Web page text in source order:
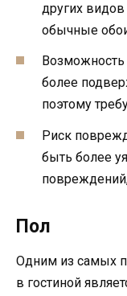
других видов
обычные
Возможность
более
поэтому
Риск
быть более
Пол
Одним из самых
в гостиной